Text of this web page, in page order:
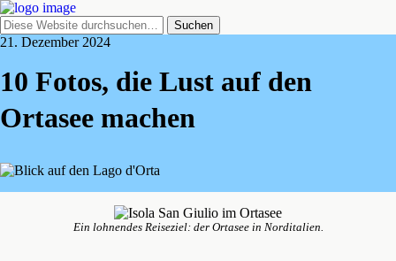
21. Dezember 2024
10 Fotos, die Lust auf den
Ortasee machen
Ein lohnendes Reiseziel: der Ortasee in Norditalien.